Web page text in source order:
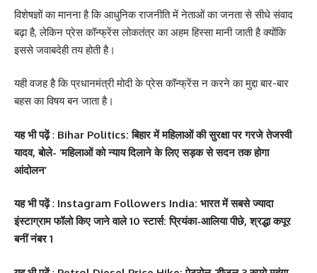
विशेषज्ञों का मानना है कि आधुनिक राजनीति में नेताओं का जनता से सीधे संवाद
बढ़ा है, लेकिन प्रेस कॉन्फ्रेंस लोकतंत्र का अहम हिस्सा मानी जाती है क्योंकि
इससे जवाबदेही तय होती है।
यही वजह है कि प्रधानमंत्री मोदी के प्रेस कॉन्फ्रेंस न करने का मुद्दा बार-बार
बहस का विषय बन जाता है।
यह भी पढ़ें: Bihar Politics: बिहार में महिलाओं की सुरक्षा पर गरजे तेजस्वी
यादव, बोले- ‘महिलाओं को न्याय दिलाने के लिए सड़क से सदन तक होगा
आंदोलन’
यह भी पढ़ें: Instagram Followers India: भारत में सबसे ज्यादा
इंस्टाग्राम फॉलो किए जाने वाले 10 स्टार्स: प्रियंका-आलिया पीछे, श्रद्धा कपूर
बनीं नंबर 1